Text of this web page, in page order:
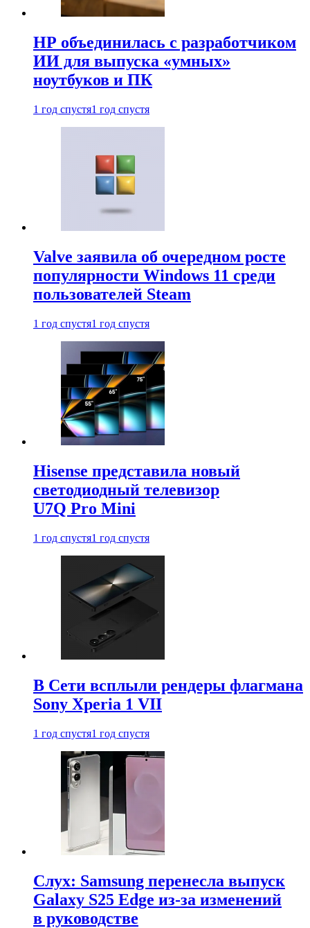
HP объединилась с разработчиком
ИИ для выпуска «умных»
ноутбуков и ПК
1 год спустя1 год спустя
Valve заявила об очередном росте
популярности Windows 11 среди
пользователей Steam
1 год спустя1 год спустя
Hisense представила новый
светодиодный телевизор
U7Q Pro Mini
1 год спустя1 год спустя
В Сети всплыли рендеры флагмана
Sony Xperia 1 VII
1 год спустя1 год спустя
Слух: Samsung перенесла выпуск
Galaxy S25 Edge из-за изменений
в руководстве